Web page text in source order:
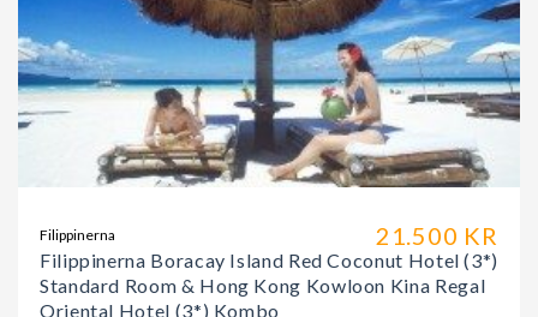
21.500 KR
Filippinerna
Filippinerna Boracay Island Red Coconut Hotel (3*)
Standard Room & Hong Kong Kowloon Kina Regal
Oriental Hotel (3*) Kombo